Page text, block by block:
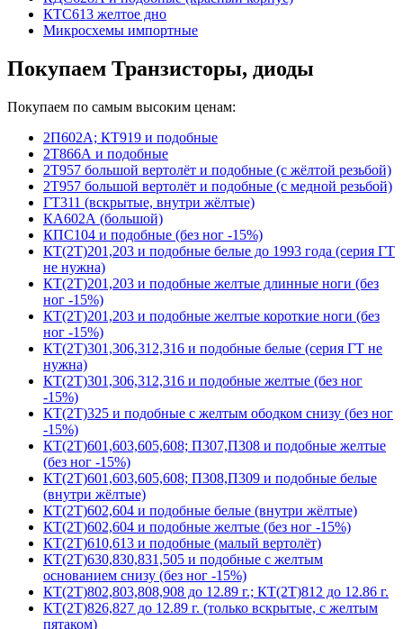
КТС613 желтое дно
Микросхемы импортные
Покупаем Транзисторы, диоды
Покупаем по самым высоким ценам:
2П602А; КТ919 и подобные
2Т866А и подобные
2Т957 большой вертолёт и подобные (с жёлтой резьбой)
2Т957 большой вертолёт и подобные (с медной резьбой)
ГТ311 (вскрытые, внутри жёлтые)
КА602А (большой)
КПС104 и подобные (без ног -15%)
КТ(2Т)201,203 и подобные белые до 1993 года (серия ГТ
не нужна)
КТ(2Т)201,203 и подобные желтые длинные ноги (без
ног -15%)
КТ(2Т)201,203 и подобные желтые короткие ноги (без
ног -15%)
КТ(2Т)301,306,312,316 и подобные белые (серия ГТ не
нужна)
КТ(2Т)301,306,312,316 и подобные желтые (без ног
-15%)
КТ(2Т)325 и подобные с желтым ободком снизу (без ног
-15%)
КТ(2Т)601,603,605,608; П307,П308 и подобные желтые
(без ног -15%)
КТ(2Т)601,603,605,608; П308,П309 и подобные белые
(внутри жёлтые)
КТ(2Т)602,604 и подобные белые (внутри жёлтые)
КТ(2Т)602,604 и подобные желтые (без ног -15%)
КТ(2Т)610,613 и подобные (малый вертолёт)
КТ(2Т)630,830,831,505 и подобные с желтым
основанием снизу (без ног -15%)
КТ(2Т)802,803,808,908 до 12.89 г.; КТ(2Т)812 до 12.86 г.
КТ(2Т)826,827 до 12.89 г. (только вскрытые, с желтым
пятаком)